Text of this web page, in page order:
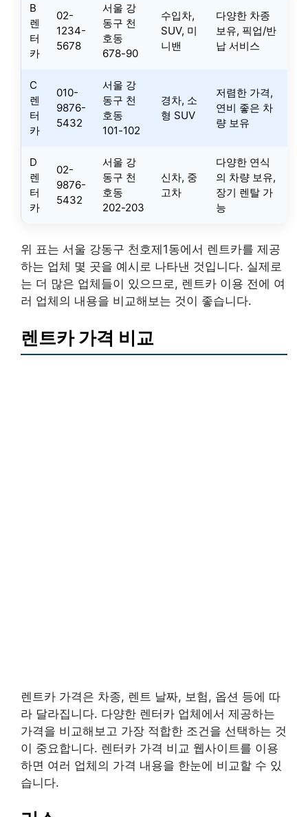
B
렌
터
카
02-
1234-
5678
서울 강
동구 천
호동
678-90
수입차,
SUV, 미
니밴
다양한 차종
보유, 픽업/반
납 서비스
C
렌
터
카
010-
9876-
5432
서울 강
동구 천
호동
101-102
경차, 소
형 SUV
저렴한 가격,
연비 좋은 차
량 보유
D
렌
터
카
02-
9876-
5432
서울 강
동구 천
호동
202-203
신차, 중
고차
다양한 연식
의 차량 보유,
장기 렌탈 가
능
위 표는 서울 강동구 천호제1동에서 렌트카를 제공
하는 업체 몇 곳을 예시로 나타낸 것입니다. 실제로
는 더 많은 업체들이 있으므로, 렌트카 이용 전에 여
러 업체의 내용을 비교해보는 것이 좋습니다.
렌트카 가격 비교
렌트카 가격은 차종, 렌트 날짜, 보험, 옵션 등에 따
라 달라집니다. 다양한 렌터카 업체에서 제공하는
가격을 비교해보고 가장 적합한 조건을 선택하는 것
이 중요합니다. 렌터카 가격 비교 웹사이트를 이용
하면 여러 업체의 가격 내용을 한눈에 비교할 수 있
습니다.